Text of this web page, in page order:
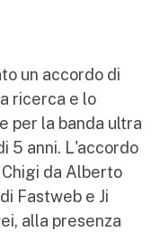
un accordo di
ricerca e lo
per la banda ultra
5 anni. L'accordo
da Alberto
Fastweb e Ji
alla presenza